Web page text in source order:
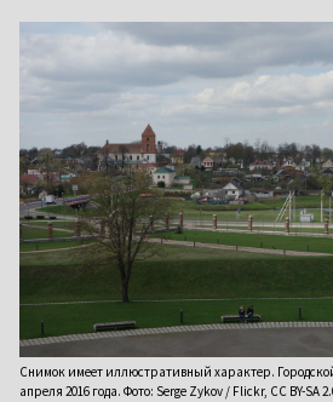
Снимок имеет иллюстративный характер.
апреля 2016 года. Фото: Serge Zykov / Flickr, CC BY-SA